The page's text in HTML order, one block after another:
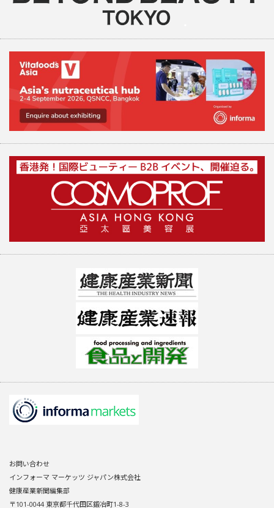
お問い合わせ
インフォーマ マーケッツ ジャパン株式会社
健康産業新聞編集部
〒101-0044 東京都千代田区鍛冶町1-8-3